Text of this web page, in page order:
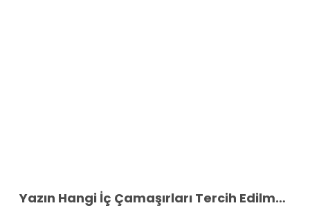
Yazın Hangi İç Çamaşırları Tercih Edilmeli?